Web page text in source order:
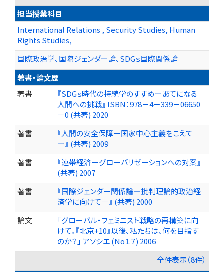
担当授業科目
International Relations , Security Studies, Human
Rights Studies,
国際政治学、国際ジェンダー論、SDGｓ国際関係論
著書・論文歴
著書
『SDGｓ時代の持続学のすすめーあてになる
人間への挑戦』 ISBN：978－4－339－06650
－0 (共著) 2020
著書
『人間の安全保障ー国家中心主義をこえて
ー』 (共著) 2009
著書
『連帯経済ーグローバリゼーションへの対案』
(共著) 2007
著書
『国際ジェンダー関係論—批判理論的政治経
済学に向けて—』 (共著) 2000
論文
「グローバル・フェミニスト戦略の再構築に向
けて。『北京+10』以後、私たちは、何を目指す
のか？」 アソシエ (No１７) 2006
全件表示（8件）